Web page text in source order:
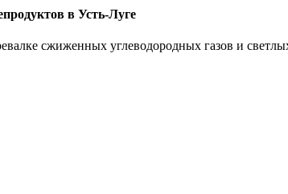
в Усть-Луге
сжиженных углеводородных газов и